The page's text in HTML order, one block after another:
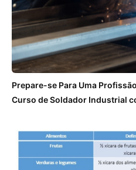
Prepare-se Para Uma
Curso de Soldador Industrial